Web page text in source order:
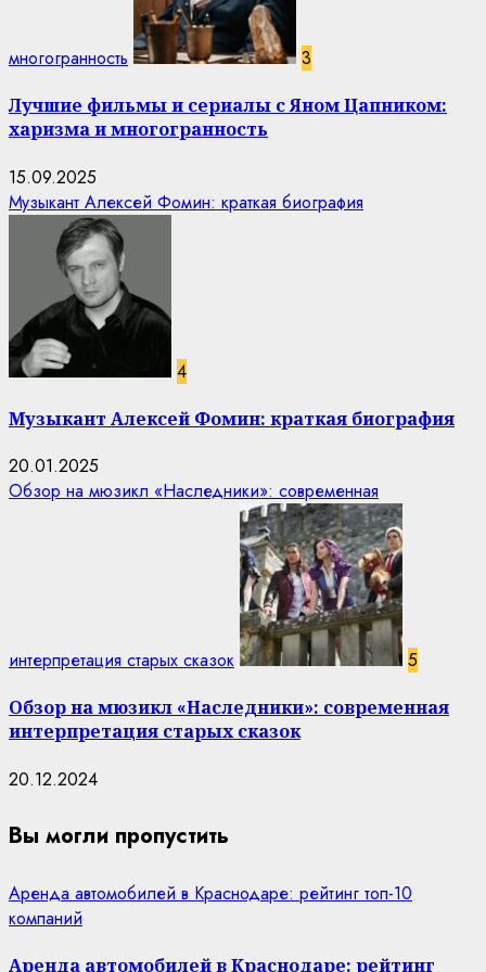
многогранность 3
Лучшие фильмы и сериалы с Яном Цапником:
харизма и многогранность
15.09.2025
Музыкант Алексей Фомин: краткая биография
4
Музыкант Алексей Фомин: краткая биография
20.01.2025
Обзор на мюзикл «Наследники»: современная
интерпретация старых сказок 5
Обзор на мюзикл «Наследники»: современная
интерпретация старых сказок
20.12.2024
Вы могли пропустить
Аренда автомобилей в Краснодаре: рейтинг топ-10
компаний
Аренда автомобилей в Краснодаре: рейтинг